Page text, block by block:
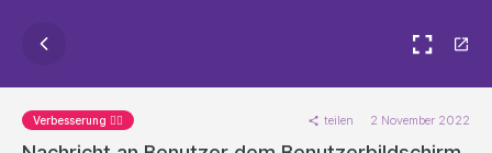
Verbesserung 🐱‍🏍 teilen 2 November 2022